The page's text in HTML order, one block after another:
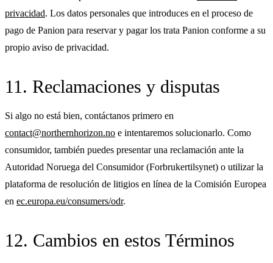
privacidad. Los datos personales que introduces en el proceso de
pago de Panion para reservar y pagar los trata Panion conforme a su
propio aviso de privacidad.
11. Reclamaciones y disputas
Si algo no está bien, contáctanos primero en
contact@northernhorizon.no e intentaremos solucionarlo. Como
consumidor, también puedes presentar una reclamación ante la
Autoridad Noruega del Consumidor (Forbrukertilsynet) o utilizar la
plataforma de resolución de litigios en línea de la Comisión Europea
en ec.europa.eu/consumers/odr.
12. Cambios en estos Términos